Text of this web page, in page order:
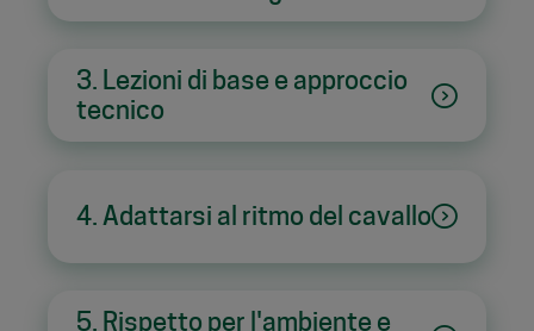
3. Lezioni di base e approccio
tecnico
4. Adattarsi al ritmo del cavallo
5. Rispetto per l'ambiente e